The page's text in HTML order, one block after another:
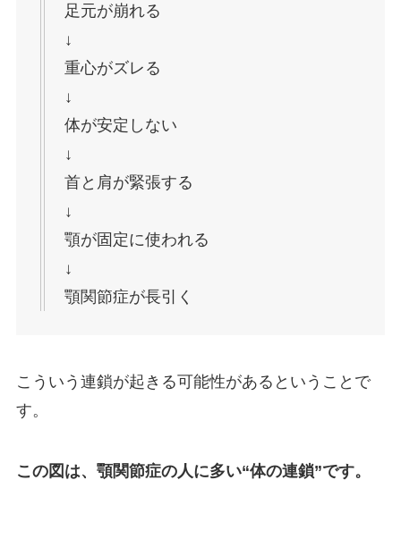
足元が崩れる
↓
重心がズレる
↓
体が安定しない
↓
首と肩が緊張する
↓
顎が固定に使われる
↓
顎関節症が長引く
こういう連鎖が起きる可能性があるということで
す。
この図は、顎関節症の人に多い“体の連鎖”です。